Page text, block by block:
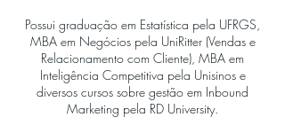
Possui graduação em Estatística pela UFRGS,
MBA em Negócios pela UniRitter (Vendas e
Relacionamento com Cliente), MBA em
Inteligência Competitiva pela Unisinos e
diversos cursos sobre gestão em Inbound
Marketing pela RD University.